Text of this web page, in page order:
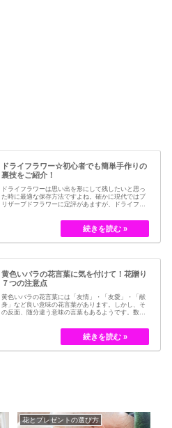
ドライフラワー☆初心者でも簡単手作りの
裏技をご紹介！
ドライフラワーは思い出を形にして残したいと思っ
た時に最適な保存方法ですよね。確かに現代ではブ
リザーブドフラワーに定評があますが、ドライフラ
とつです。結婚式のブーケなどに使われた花など、
今では押し花のサービスが有名ですが、昔はドライ
フラワーでも保存されてきました。30代以降の…
黄色いバラの花言葉に気を付けて！花贈り
７つの注意点
黄色いバラの花言葉には「友情」・「友愛」・「献
身」など良い意味の花言葉があります。しかし、そ
の反面、随分違う意味の言葉もあるようです。数多
ローズである「ハイブリット・ティー」の中には、
黄色のバラというのは、存在していませんでした。
しかし、フランスの園芸家ジョセフ・ペルネ＝デ…
花とプレゼントの選び方